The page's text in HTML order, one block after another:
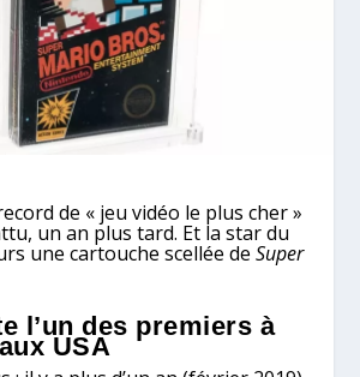
de « jeu vidéo le plus cher »
un an plus tard. Et la star du
une cartouche scellée deSuper
l’un des premiers à
USA